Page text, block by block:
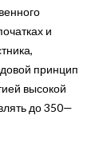
и
принцип
высокой
до 350—